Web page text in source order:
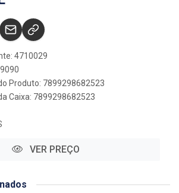
4710029
Produto: 7899298682523
Caixa: 7899298682523
VER PREÇO